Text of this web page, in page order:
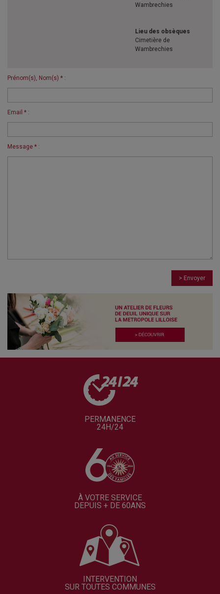
Wambrechies
Lieu des obsèques
Cimetière de
Wambrechies
Prénom(s), Nom(s) * :
Email * :
Message * :
> Envoyer
PERMANENCE
24H/24
À VOTRE SERVICE
DEPUIS + DE 60ANS
INTERVENTION
SUR TOUTES COMMUNES